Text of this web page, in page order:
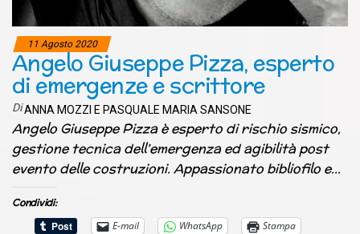
11 Agosto 2020
Angelo Giuseppe Pizza, esperto
di emergenze e scrittore
DiANNA MOZZI E PASQUALE MARIA SANSONE
Angelo Giuseppe Pizza è esperto di rischio sismico,
gestione tecnica dell’emergenza ed agibilità post
evento delle costruzioni. Appassionato bibliofilo e…
Condividi:
E-mail
WhatsApp Stampa